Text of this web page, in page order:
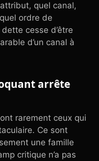
quel canal,
ordre de
cesse d’être
d’un canal à
arrête
rarement ceux qui
Ce sont
une famille
critique n’a pas